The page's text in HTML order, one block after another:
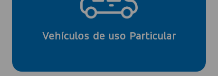
Vehículos de uso Particular
Cada 24 meses hasta 7 años de
antigüedad
Mayores a 7 años, cada 12 meses